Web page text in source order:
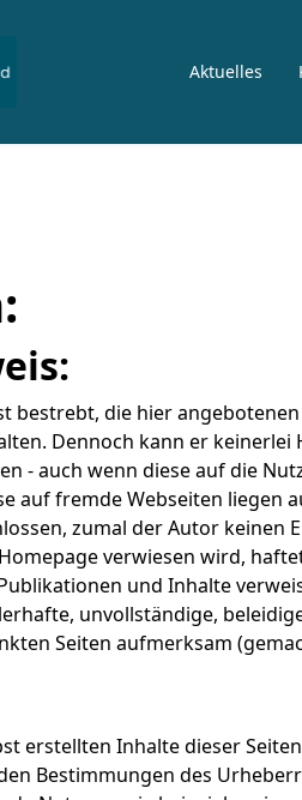
Aktuelles
bestrebt, die hier
Dennoch kann er
- auch wenn diese auf die
auf fremde Webseiten liegen
zumal der Autor keinen
verwiesen wird,
und Inhalte
unvollständige,
Seiten aufmerksam
erstellten Inhalte dieser
Bestimmungen des